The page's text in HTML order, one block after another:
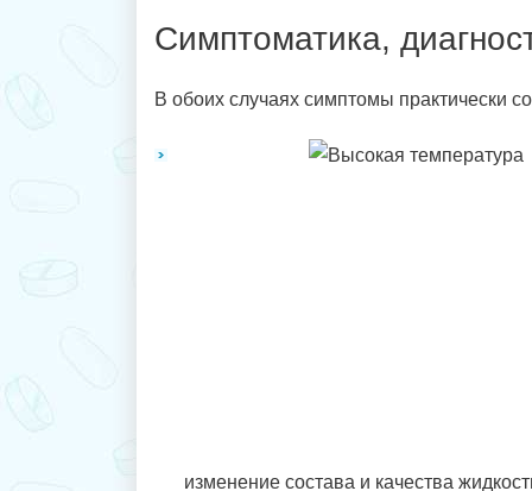
Симптоматика,
В обоих случаях симптомы практически
изменение состава и качества